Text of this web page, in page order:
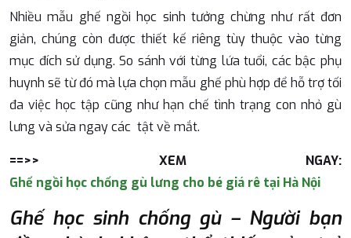
Nhiều mẫu ghế ngồi học sinh tưởng chừng như rất đơn
giản, chúng còn được thiết kế riêng tùy thuộc vào từng
mục đích sử dụng. So sánh với từng lứa tuổi, các bậc phụ
huynh sẽ từ đó mà lựa chọn mẫu ghế phù hợp để hỗ trợ tối
đa việc học tập cũng như hạn chế tình trạng con nhỏ gù
lưng và sửa ngay các tật về mắt.
==>> XEM NGAY:
Ghế ngồi học chống gù lưng cho bé giá rê tại Hà Nội
Ghế học sinh chống gù – Người bạn